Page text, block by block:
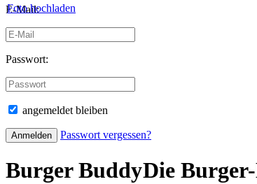
E-Mail:
Passwort:
angemeldet bleiben
Passwort vergessen?
Burger BuddyDie
Foto hochladen